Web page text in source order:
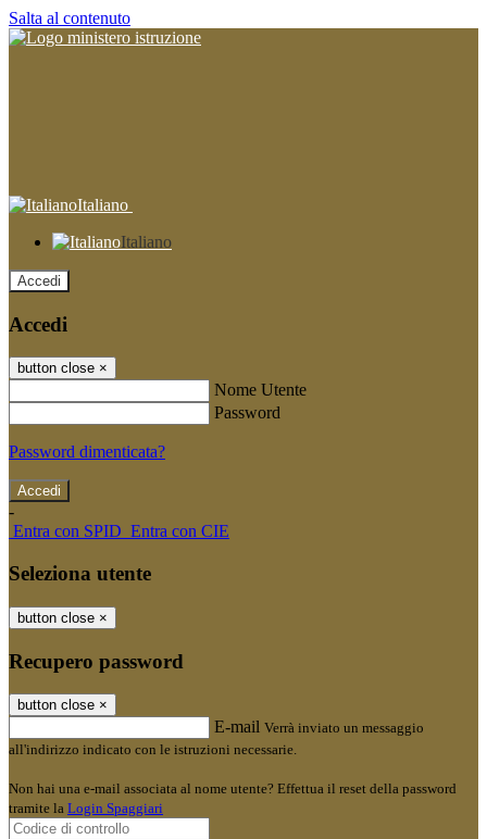
Salta al contenuto
Italiano
Italiano
Accedi
Accedi
button close ×
Nome Utente
Password
Password dimenticata?
-
Entra con SPID Entra con CIE
Seleziona utente
button close ×
Recupero password
button close ×
E-mail Verrà inviato un messaggio
all'indirizzo indicato con le istruzioni necessarie.
Non hai una e-mail associata al nome utente? Effettua il reset della password
tramite la Login Spaggiari